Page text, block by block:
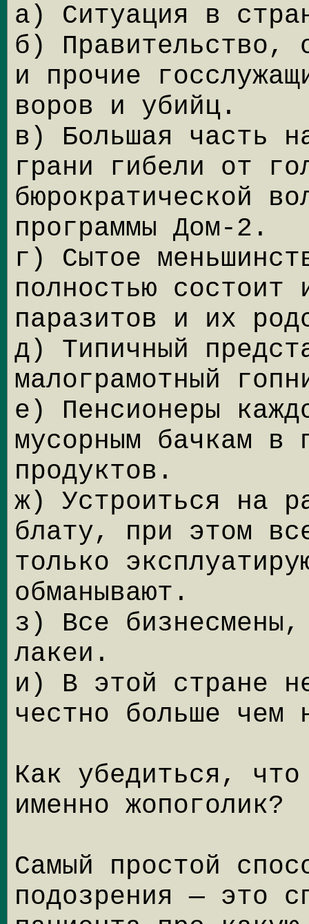
а) Ситуация в
б) Правительство,
и прочие
воров и убийц.
в) Большая часть
грани гибели от
бюрократической
программы Дом-2.
г) Сытое
полностью состоит
паразитов и их
д) Типичный
малограмотный
е) Пенсионеры
мусорным бачкам в
продуктов.
ж) Устроиться на
блату, при этом
только
обманывают.
з) Все
лакеи.
и) В этой стране
честно больше чем
Как убедиться,
именно жопоголик?
Самый простой
подозрения — это